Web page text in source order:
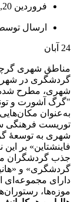
فروردین 20, 1404
ارسال
24 آبان
مناطق شهری
گردشگری در
شهری، مطرح
"گرگ آشورت و
به‌عنوان
توریست فرهنگی سال 1990نام
شهری به توسعۀ
فاینشتاین» بر
جذب گردشگران
گردشگری» و
دارای مجموعه‌ای
موزه‌ها،